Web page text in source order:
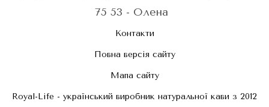
75 53 - Олена
Контакти
Повна версія сайту
Мапа сайту
Royal-Life - український виробник натуральної кави з 2012